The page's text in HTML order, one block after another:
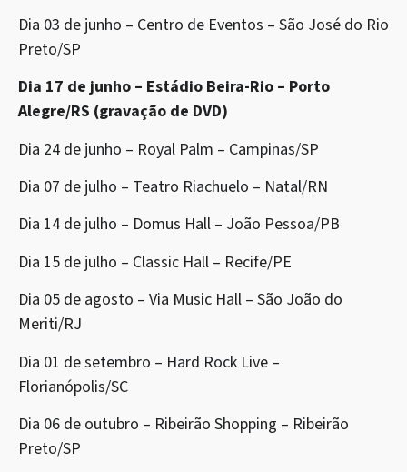
Dia 03 de junho – Centro de Eventos – São José do Rio
Preto/SP
Dia 17 de junho – Estádio Beira-Rio – Porto
Alegre/RS (gravação de DVD)
Dia 24 de junho – Royal Palm – Campinas/SP
Dia 07 de julho – Teatro Riachuelo – Natal/RN
Dia 14 de julho – Domus Hall – João Pessoa/PB
Dia 15 de julho – Classic Hall – Recife/PE
Dia 05 de agosto – Via Music Hall – São João do
Meriti/RJ
Dia 01 de setembro – Hard Rock Live –
Florianópolis/SC
Dia 06 de outubro – Ribeirão Shopping – Ribeirão
Preto/SP